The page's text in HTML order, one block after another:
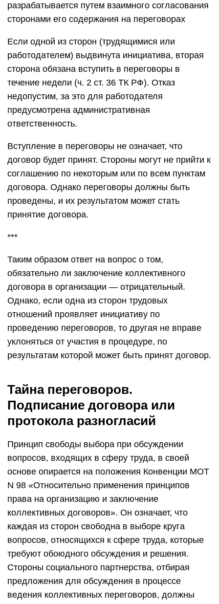
разрабатывается путем взаимного согласования
сторонами его содержания на переговорах
Если одной из сторон (трудящимися или
работодателем) выдвинута инициатива, вторая
сторона обязана вступить в переговоры в
течение недели (ч. 2 ст. 36 ТК РФ). Отказ
недопустим, за это для работодателя
предусмотрена административная
ответственность.
Вступление в переговоры не означает, что
договор будет принят. Стороны могут не прийти к
соглашению по некоторым или по всем пунктам
договора. Однако переговоры должны быть
проведены, и их результатом может стать
принятие договора.
***
Таким образом ответ на вопрос о том,
обязательно ли заключение коллективного
договора в организации — отрицательный.
Однако, если одна из сторон трудовых
отношений проявляет инициативу по
проведению переговоров, то другая не вправе
уклоняться от участия в процедуре, по
результатам которой может быть принят договор.
Тайна переговоров.
Подписание договора или
протокола разногласий
Принцип свободы выбора при обсуждении
вопросов, входящих в сферу труда, в своей
основе опирается на положения Конвенции МОТ
N 98 «Относительно применения принципов
права на организацию и заключение
коллективных договоров». Он означает, что
каждая из сторон свободна в выборе круга
вопросов, относящихся к сфере труда, которые
требуют обоюдного обсуждения и решения.
Стороны социального партнерства, отбирая
предложения для обсуждения в процессе
ведения коллективных переговоров, должны